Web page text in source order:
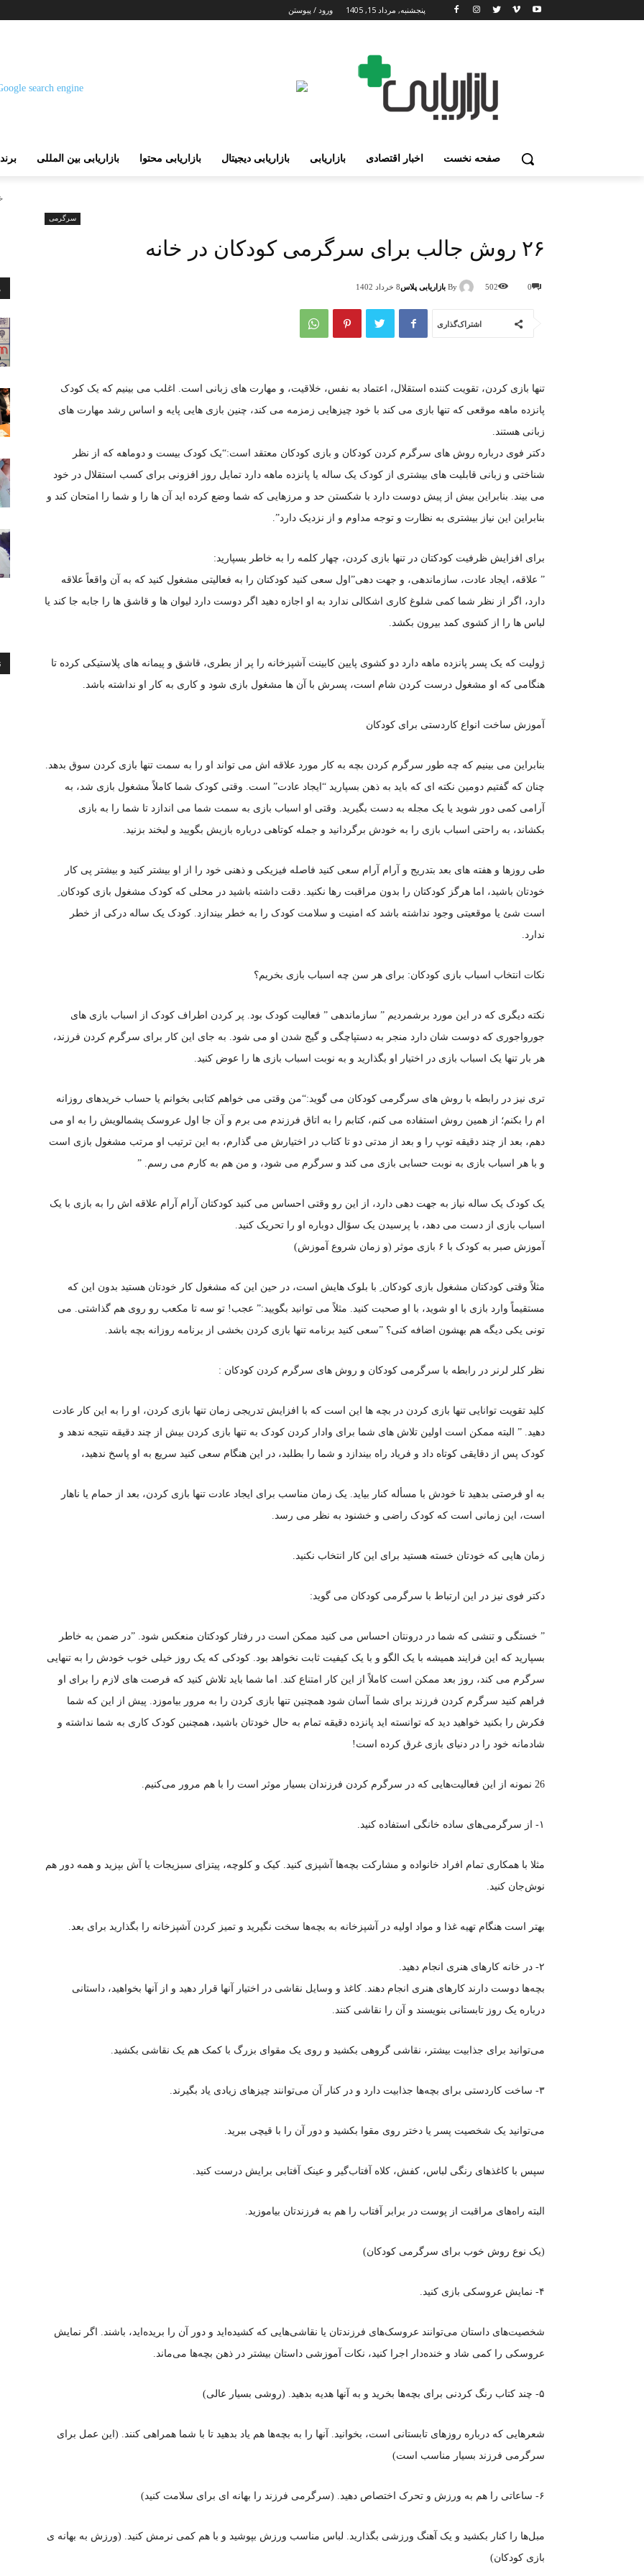
پنجشنبه, مرداد 15, 1405 ورود / پیوستن
صفحه نخست اخبار اقتصادی بازاریابی بازاریابی دیجیتال بازاریابی محتوا بازاریابی بین المللی
سرگرمی
۲۶ روش جالب برای سرگرمی کودکان در خانه
By بازاریابی پلاس8 خرداد 1402 0
502
اشتراک‌گذاری
تنها بازی کردن، تقویت کننده استقلال، اعتماد به نفس، خلاقیت، و مهارت های زبانی است. اغلب می بینیم که یک کودک
پانزده ماهه موقعی که تنها بازی می کند با خود چیزهایی زمزمه می کند، چنین بازی هایی پایه و اساس رشد مهارت های
زبانی هستند.
دکتر فوی درباره روش های سرگرم کردن کودکان و بازی کودکان معتقد است:“یک کودک بیست و دوماهه که از نظر
شناختی و زبانی قابلیت های بیشتری از کودک یک ساله یا پانزده ماهه دارد تمایل روز افزونی برای کسب استقلال در خود
می بیند. بنابراین بیش از پیش دوست دارد با شکستن حد و مرزهایی که شما وضع کرده اید آن ها را و شما را امتحان کند و
بنابراین این نیاز بیشتری به نظارت و توجه مداوم و از نزدیک دارد”.
برای افزایش ظرفیت کودکتان در تنها بازی کردن، چهار کلمه را به خاطر بسپارید:
” علاقه، ایجاد عادت، سازماندهی، و جهت دهی”اول سعی کنید کودکتان را به فعالیتی مشغول کنید که به آن واقعاً علاقه
دارد، اگر از نظر شما کمی شلوغ کاری اشکالی ندارد به او اجازه دهید اگر دوست دارد لیوان ها و قاشق ها را جابه جا کند یا
لباس ها را از کشوی کمد بیرون بکشد.
ژولیت که یک پسر پانزده ماهه دارد دو کشوی پایین کابینت آشپزخانه را پر از بطری، قاشق و پیمانه های پلاستیکی کرده تا
هنگامی که او مشغول درست کردن شام است، پسرش با آن ها مشغول بازی شود و کاری به کار او نداشته باشد.
آموزش ساخت انواع کاردستی برای کودکان
بنابراین می بینیم که چه طور سرگرم کردن بچه به کار مورد علاقه اش می تواند او را به سمت تنها بازی کردن سوق بدهد.
چنان که گفتیم دومین نکته ای که باید به ذهن بسپارید “ایجاد عادت” است. وقتی کودک شما کاملاً مشغول بازی شد، به
آرامی کمی دور شوید یا یک مجله به دست بگیرید. وقتی او اسباب بازی به سمت شما می اندازد تا شما را به بازی
بکشاند، به راحتی اسباب بازی را به خودش برگردانید و جمله کوتاهی درباره بازیش بگویید و لبخند بزنید.
طی روزها و هفته های بعد بتدریج و آرام آرام سعی کنید فاصله فیزیکی و ذهنی خود را از او بیشتر کنید و بیشتر پی کار
خودتان باشید، اما هرگز کودکتان را بدون مراقبت رها نکنید. دقت داشته باشید در محلی که کودک مشغول بازی کودکان ِ
است شئ یا موقعیتی وجود نداشته باشد که امنیت و سلامت کودک را به خطر بیندازد. کودک یک ساله درکی از خطر
ندارد.
نکات انتخاب اسباب بازی کودکان: برای هر سن چه اسباب بازی بخریم؟
نکته دیگری که در این مورد برشمردیم ” سازماندهی ” فعالیت کودک بود. پر کردن اطراف کودک از اسباب بازی های
جورواجوری که دوست شان دارد منجر به دستپاچگی و گیج شدن او می شود. به جای این کار برای سرگرم کردن فرزند،
هر بار تنها یک اسباب بازی در اختیار او بگذارید و به نوبت اسباب بازی ها را عوض کنید.
تری نیز در رابطه با روش های سرگرمی کودکان می گوید:“من وقتی می خواهم کتابی بخوانم یا حساب خریدهای روزانه
ام را بکنم؛ از همین روش استفاده می کنم، کتابم را به اتاق فرزندم می برم و آن جا اول عروسک پشمالویش را به او می
دهم، بعد از چند دقیقه توپ را و بعد از مدتی دو تا کتاب در اختیارش می گذارم، به این ترتیب او مرتب مشغول بازی است
و با هر اسباب بازی به نوبت حسابی بازی می کند و سرگرم می شود، و من هم به کارم می رسم. ”
یک کودک یک ساله نیاز به جهت دهی دارد، از این رو وقتی احساس می کنید کودکتان آرام آرام علاقه اش را به بازی با یک
اسباب بازی از دست می دهد، با پرسیدن یک سۆال دوباره او را تحریک کنید.
آموزش صبر به کودک با ۶ بازی موثر (و زمان شروع آموزش)
مثلاً وقتی کودکتان مشغول بازی کودکان ِ با بلوک هایش است، در حین این که مشغول کار خودتان هستید بدون این که
مستقیماً وارد بازی با او شوید، با او صحبت کنید. مثلاً می توانید بگویید:” عجب! تو سه تا مکعب رو روی هم گذاشتی. می
تونی یکی دیگه هم بهشون اضافه کنی؟ ”سعی کنید برنامه تنها بازی کردن بخشی از برنامه روزانه بچه باشد.
نظر کلر لرنر در رابطه با سرگرمی کودکان و روش های سرگرم کردن کودکان :
کلید تقویت توانایی تنها بازی کردن در بچه ها این است که با افزایش تدریجی زمان تنها بازی کردن، او را به این کار عادت
دهید. ” البته ممکن است اولین تلاش های شما برای وادار کردن کودک به تنها بازی کردن بیش از چند دقیقه نتیجه ندهد و
کودک پس از دقایقی کوتاه داد و فریاد راه بیندازد و شما را بطلبد، در این هنگام سعی کنید سریع به او پاسخ ندهید،
به او فرصتی بدهید تا خودش با مسأله کنار بیاید. یک زمان مناسب برای ایجاد عادت تنها بازی کردن، بعد از حمام یا ناهار
است، این زمانی است که کودک راضی و خشنود به نظر می رسد.
زمان هایی که خودتان خسته هستید برای این کار انتخاب نکنید.
دکتر فوی نیز در این ارتباط با سرگرمی کودکان می گوید:
” خستگی و تنشی که شما در درونتان احساس می کنید ممکن است در رفتار کودکتان منعکس شود. ”در ضمن به خاطر
بسپارید که این فرایند همیشه با یک الگو و با یک کیفیت ثابت نخواهد بود. کودکی که یک روز خیلی خوب خودش را به تنهایی
سرگرم می کند، روز بعد ممکن است کاملاً از این کار امتناع کند. اما شما باید تلاش کنید که فرصت های لازم را برای او
فراهم کنید سرگرم کردن فرزند برای شما آسان شود همچنین تنها بازی کردن را به مرور بیاموزد. پیش از این که شما
فکرش را بکنید خواهید دید که توانسته اید پانزده دقیقه تمام به حال خودتان باشید، همچنبن کودک کاری به شما نداشته و
شادمانه خود را در دنیای بازی غرق کرده است!
26 نمونه از این فعالیت‌هایی که در سرگرم کردن فرزندان بسیار موثر است را با هم مرور می‌کنیم.
۱- از سرگرمی‌های ساده خانگی استفاده کنید.
مثلا با همکاری تمام افراد خانواده و مشارکت بچه‌ها آشپزی کنید. کیک و کلوچه، پیتزای سبزیجات یا آش بپزید و همه دور هم
نوش‌جان کنید.
بهتر است هنگام تهیه غذا و مواد اولیه در آشپزخانه به بچه‌ها سخت‌ نگیرید و تمیز کردن آشپزخانه را بگذارید برای بعد.
۲- در خانه کارهای هنری انجام دهید.
بچه‌ها دوست دارند کارهای هنری انجام دهند. کاغذ و وسایل نقاشی در اختیار آنها قرار دهید و از آنها بخواهید، داستانی
درباره یک روز تابستانی بنویسند و آن را نقاشی کنند.
می‌توانید برای جذابیت بیشتر، نقاشی گروهی بکشید و روی یک مقوای بزرگ با کمک هم یک نقاشی بکشید.
۳- ساخت کاردستی برای بچه‌ها جذابیت دارد و در کنار آن می‌توانند چیزهای زیادی یاد بگیرند.
می‌توانید یک شخصیت پسر یا دختر روی مقوا بکشید و دور آن را با قیچی ببرید.
سپس با کاغذهای رنگی لباس، کفش، کلاه آفتاب‌گیر و عینک آفتابی برایش درست کنید.
البته راه‌های مراقبت از پوست در برابر آفتاب را هم به فرزندتان بیاموزید.
(یک نوع روش خوب برای سرگرمی کودکان)
۴- نمایش عروسکی بازی کنید.
شخصیت‌های داستان می‌توانند عروسک‌های فرزندتان یا نقاشی‌هایی که کشیده‌اید و دور آن را بریده‌اید، باشند. اگر نمایش
عروسکی را کمی شاد و خنده‌دار اجرا کنید، نکات آموزشی داستان بیشتر در ذهن بچه‌ها می‌ماند.
۵- چند کتاب رنگ کردنی برای بچه‌ها بخرید و به آنها هدیه بدهید. (روشی بسیار عالی)
شعرهایی که درباره روزهای تابستانی است، بخوانید. آنها را به بچه‌ها هم یاد بدهید تا با شما همراهی کنند. (این عمل برای
سرگرمی فرزند بسیار مناسب است)
۶- ساعاتی را هم به ورزش و تحرک اختصاص دهید. (سرگرمی فرزند را بهانه ای برای سلامت کنید)
مبل‌ها را کنار بکشید و یک آهنگ ورزشی بگذارید. لباس‌ مناسب ورزش بپوشید و با هم کمی نرمش کنید. (ورزش به بهانه ی
بازی کودکان)